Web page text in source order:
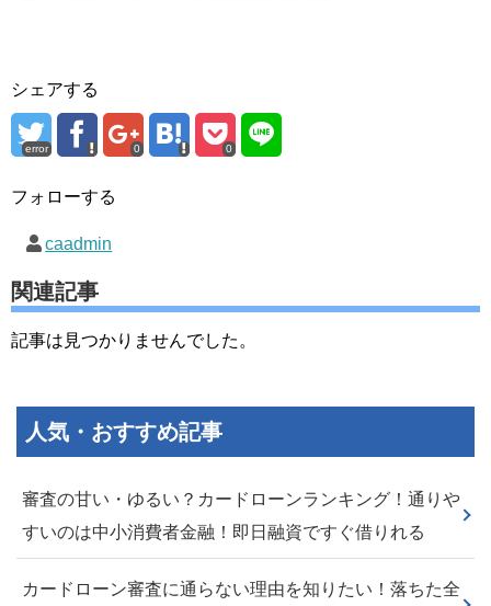
シェアする
error 0 0
フォローする
caadmin
関連記事
記事は見つかりませんでした。
人気・おすすめ記事
審査の甘い・ゆるい？カードローンランキング！通りや
すいのは中小消費者金融！即日融資ですぐ借りれる
カードローン審査に通らない理由を知りたい！落ちた全